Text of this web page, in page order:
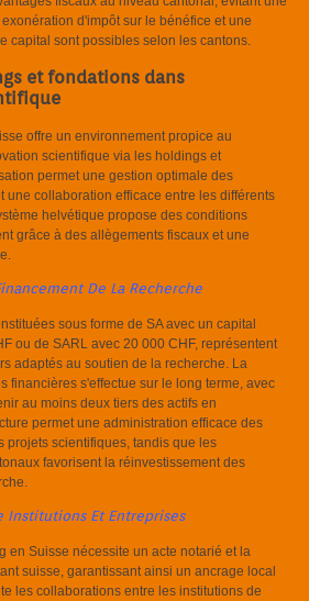
d'impôt sur le bénéfice et une
capital sont possibles selon les cantons.
et fondations dans
offre un environnement propice au
scientifique via les holdings et
permet une gestion optimale des
une collaboration efficace entre les différents
helvétique propose des conditions
grâce à des allègements fiscaux et une
De La Recherche
sous forme de SA avec un capital
ou de SARL avec 20 000 CHF, représentent
adaptés au soutien de la recherche. La
financières s'effectue sur le long terme, avec
au moins deux tiers des actifs en
permet une administration efficace des
projets scientifiques, tandis que les
favorisent la réinvestissement des
Institutions Et Entreprises
en Suisse nécessite un acte notarié et la
suisse, garantissant ainsi un ancrage local
les collaborations entre les institutions de